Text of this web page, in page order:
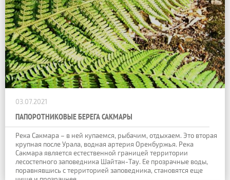
03.07.2021
ПАПОРОТНИКОВЫЕ БЕРЕГА САКМАРЫ
Река Сакмара – в ней купаемся, рыбачим, отдыхаем. Это вторая
крупная после Урала, водная артерия Оренбуржья. Река
Сакмара является естественной границей территории
лесостепного заповедника Шайтан-Тау. Ее прозрачные воды,
поравнявшись с территорией заповедника, становятся еще